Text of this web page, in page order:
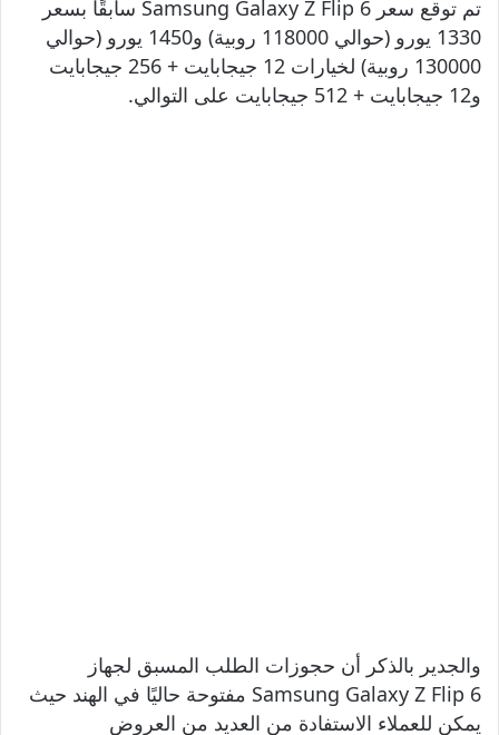
تم توقع سعر Samsung Galaxy Z Flip 6 سابقًا بسعر
1330 يورو (حوالي 118000 روبية) و1450 يورو (حوالي
130000 روبية) لخيارات 12 جيجابايت + 256 جيجابايت
و12 جيجابايت + 512 جيجابايت على التوالي.
والجدير بالذكر أن حجوزات الطلب المسبق لجهاز
Samsung Galaxy Z Flip 6 مفتوحة حاليًا في الهند حيث
يمكن للعملاء الاستفادة من العديد من العروض